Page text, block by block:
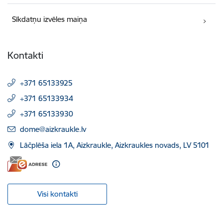
Sīkdatņu izvēles maiņa
Kontakti
+371 65133925
+371 65133934
+371 65133930
E-pasts:
dome@aizkraukle.lv
Lāčplēša iela 1A, Aizkraukle, Aizkraukles novads, LV 5101
Visi kontakti